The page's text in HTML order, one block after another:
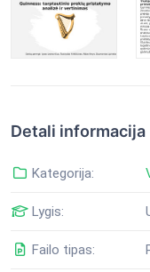
Detali informacija
Kategorija:
Lygis:
Failo tipas: